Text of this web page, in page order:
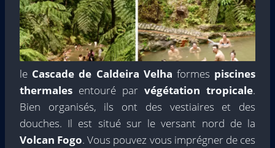
le Cascade de Caldeira Velha formes piscines
thermales entouré par végétation tropicale.
Bien organisés, ils ont des vestiaires et des
douches. Il est situé sur le versant nord de la
Volcan Fogo. Vous pouvez vous imprégner de ces